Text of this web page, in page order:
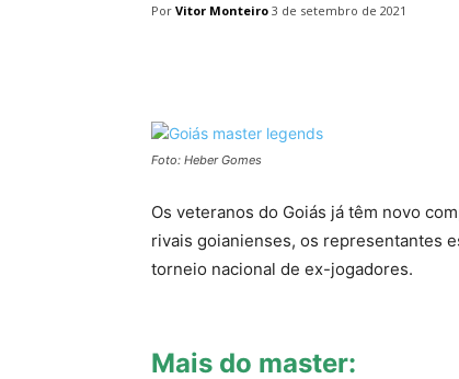
Por Vitor Monteiro 3 de setembro de 2021
Foto: Heber Gomes
Os veteranos do Goiás já têm novo
rivais goianienses, os representantes
torneio nacional de ex-jogadores.
Mais do master: